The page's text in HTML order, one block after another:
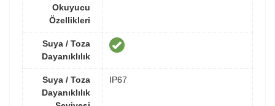
Okuyucu
Özellikleri
Suya / Toza
Dayanıklılık
Suya / Toza
Dayanıklılık
IP67